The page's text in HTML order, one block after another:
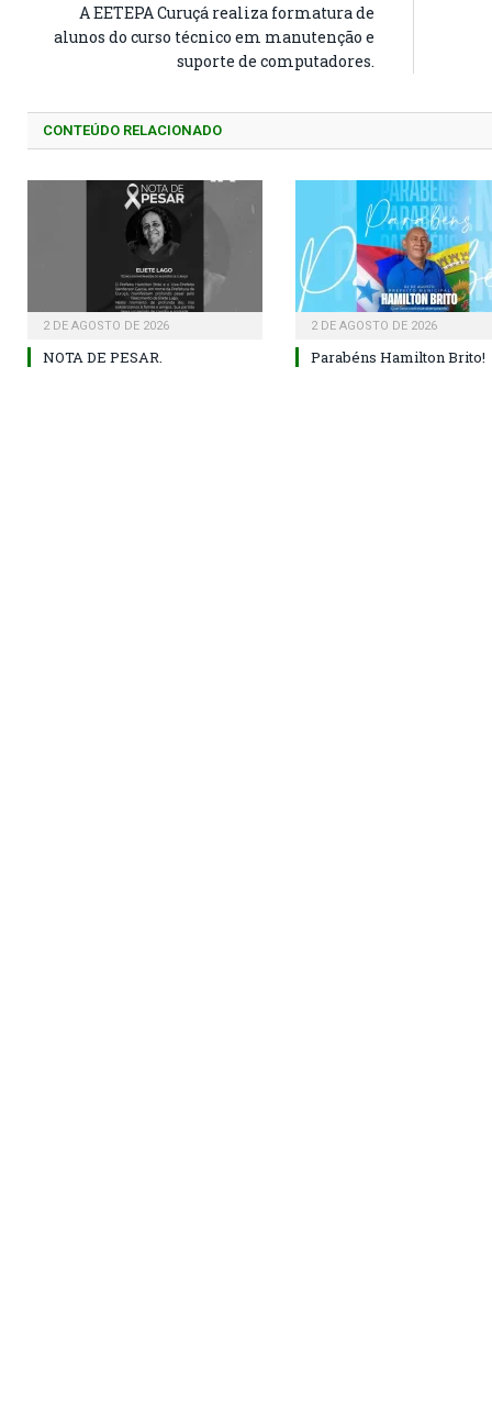
A EETEPA Curuçá realiza formatura de
alunos do curso técnico em manutenção e
suporte de computadores.
CONTEÚDO RELACIONADO
2 DE AGOSTO DE 2026
NOTA DE PESAR.
2 DE AGOSTO DE 2026
Parabéns Hamilton Brito!